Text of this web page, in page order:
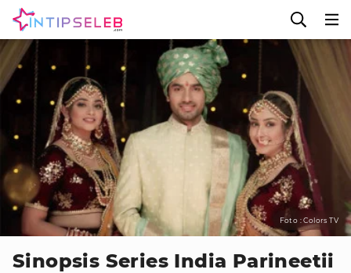
Foto : Colors TV
Sinopsis Series India Parineetii